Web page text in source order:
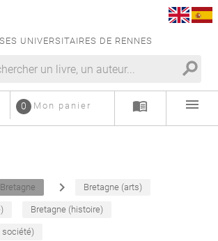
UNIVERSITAIRES DE RENNES
search
Mon panier
0 menu_book menu
Bretagne navigate_next Bretagne (arts)
Bretagne (histoire)
société)